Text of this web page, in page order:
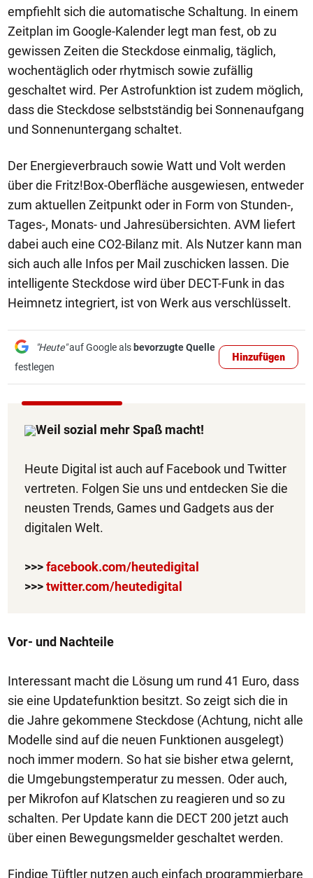
empfiehlt sich die automatische Schaltung. In einem
Zeitplan im Google-Kalender legt man fest, ob zu
gewissen Zeiten die Steckdose einmalig, täglich,
wochentäglich oder rhytmisch sowie zufällig
geschaltet wird. Per Astrofunktion ist zudem möglich,
dass die Steckdose selbstständig bei Sonnenaufgang
und Sonnenuntergang schaltet.
Der Energieverbrauch sowie Watt und Volt werden
über die Fritz!Box-Oberfläche ausgewiesen, entweder
zum aktuellen Zeitpunkt oder in Form von Stunden-,
Tages-, Monats- und Jahresübersichten. AVM liefert
dabei auch eine CO2-Bilanz mit. Als Nutzer kann man
sich auch alle Infos per Mail zuschicken lassen. Die
intelligente Steckdose wird über DECT-Funk in das
Heimnetz integriert, ist von Werk aus verschlüsselt.
"Heute"auf Google als bevorzugte Quelle
festlegen
Hinzufügen
Weil sozial mehr Spaß macht!
Heute Digital ist auch auf Facebook und Twitter
vertreten. Folgen Sie uns und entdecken Sie die
neusten Trends, Games und Gadgets aus der
digitalen Welt.
>>>facebook.com/heutedigital
>>>twitter.com/heutedigital
Vor- und Nachteile
Interessant macht die Lösung um rund 41 Euro, dass
sie eine Updatefunktion besitzt. So zeigt sich die in
die Jahre gekommene Steckdose (Achtung, nicht alle
Modelle sind auf die neuen Funktionen ausgelegt)
noch immer modern. So hat sie bisher etwa gelernt,
die Umgebungstemperatur zu messen. Oder auch,
per Mikrofon auf Klatschen zu reagieren und so zu
schalten. Per Update kann die DECT 200 jetzt auch
über einen Bewegungsmelder geschaltet werden.
Findige Tüftler nutzen auch einfach programmierbare